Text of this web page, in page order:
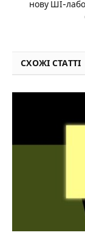
нову ШІ-
СХОЖІ СТАТТІ